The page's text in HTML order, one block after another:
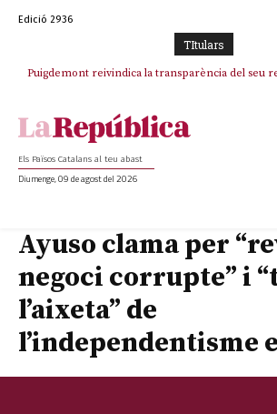
Edició 2936
TItulars
Puigdemont reivindica la transparència del seu
Els Països Catalans al teu abast
Diumenge, 09 de agost del 2026
Ayuso clama per
negoci corrupte” i
l’aixeta” de
l’independentisme